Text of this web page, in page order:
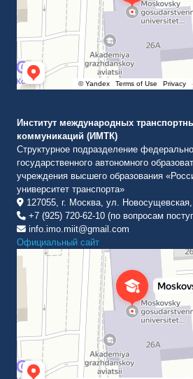
Институт международных
коммуникаций (ИМТК)
Структурное подразделение
государственного автономного
учреждения высшего образования
университет транспорта»
127055, г. Москва, ул.
+7 (925) 720-62-10 (по вопросам
info.imo.miit@gmail.com
Официальный сайт
Институт международных транспортных
ВУЗ в Москве